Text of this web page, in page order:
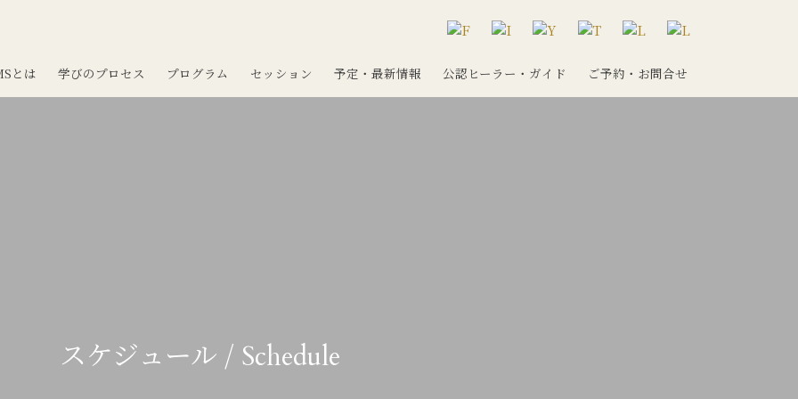
とは 学びのプロセス プログラム セッション 予定・最新情報 公認ヒーラー・ガイド ご予約・お問合せ
スケジュール / Schedule